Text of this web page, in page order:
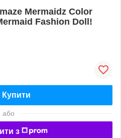
Mermaidz Color
Fashion Doll!
Купити
або
з